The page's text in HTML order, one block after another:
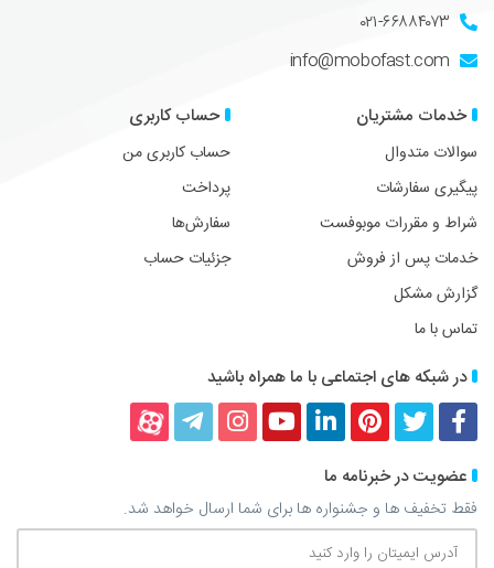
۰۲۱-۶۶۸۸۴۰۷۳
info@mobofast.com
خدمات مشتریان
سوالات متدوال
پیگیری سفارشات
شراط و مقررات موبوفست
خدمات پس از فروش
گزارش مشکل
تماس با ما
حساب کاربری
حساب کاربری من
پرداخت
سفارش‌ها
جزئیات حساب
در شبکه های اجتماعی با ما همراه باشید
فیسبوکتوییترپینترستلینکداینیوتیوباینستاگرام
تلگرام آپارات
عضویت در خبرنامه ما
فقط تخفیف ها و جشنواره ها برای شما ارسال خواهد شد.
آدرس